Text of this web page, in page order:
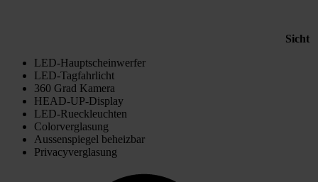
Sicht
LED-Hauptscheinwerfer
LED-Tagfahrlicht
360 Grad Kamera
HEAD-UP-Display
LED-Rueckleuchten
Colorverglasung
Aussenspiegel beheizbar
Privacyverglasung